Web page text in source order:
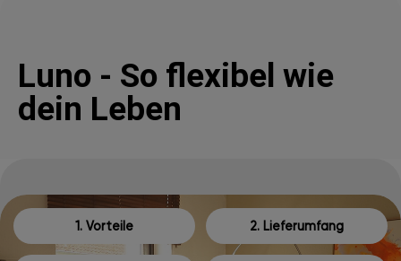
Luno - So flexibel wie
dein Leben
1. Vorteile 2. Lieferumfang